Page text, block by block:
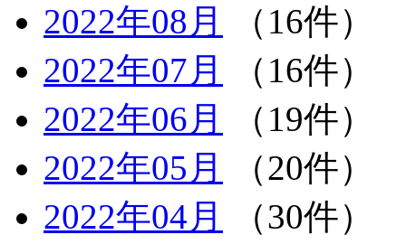
2022年08月
（16件）
2022年07月
（16件）
2022年06月
（19件）
2022年05月
（20件）
2022年04月
（30件）